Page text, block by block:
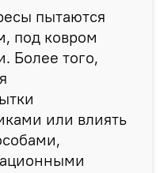
пытаются
под ковром
Более того,
или влиять